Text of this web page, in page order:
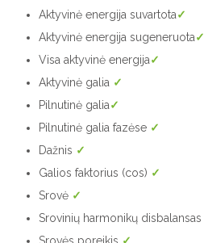
Aktyvinė energija suvartota✓
Aktyvinė energija sugeneruota✓
Visa aktyvinė energija✓
Aktyvinė galia ✓
Pilnutinė galia✓
Pilnutinė galia fazėse ✓
Dažnis ✓
Galios faktorius (cos) ✓
Srovė ✓
Srovinių harmonikų disbalansas